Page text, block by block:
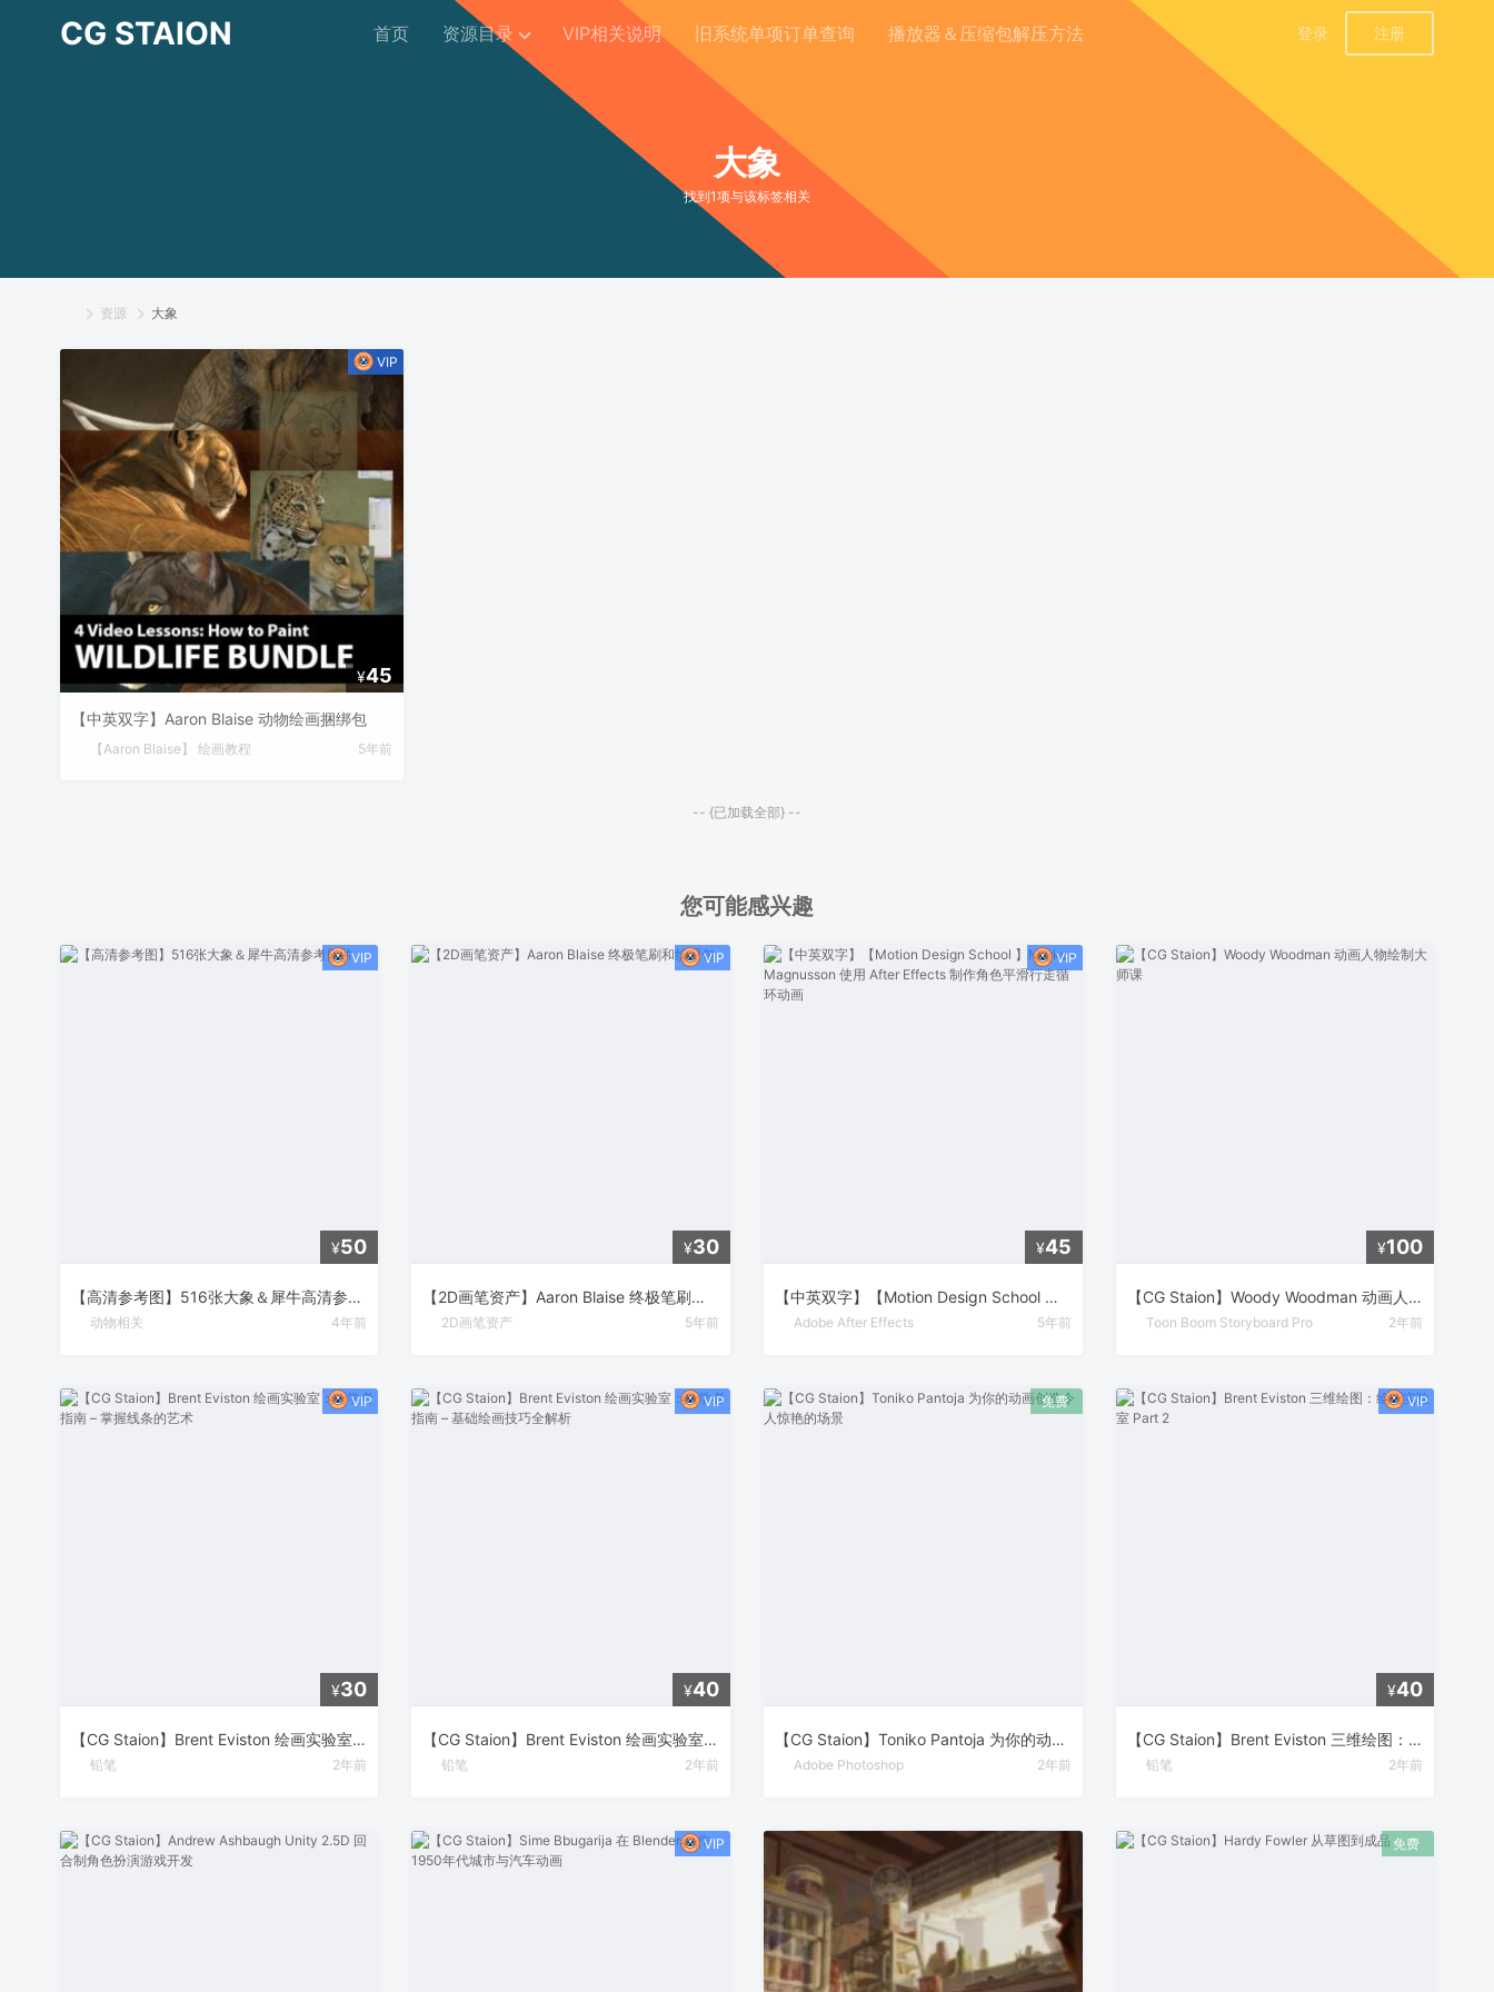
CG STAION 首页 资源目录 VIP相关说明 旧系统单项订单查询 播放器＆压缩包解压方法 登录 注册
大象
找到1项与该标签相关
资源 大象
¥45
【中英双字】Aaron Blaise 动物绘画捆绑包
【Aaron Blaise】 绘画教程 5年前
-- {已加载全部} --
您可能感兴趣
¥50
【高清参考图】516张大象＆犀牛高清参考图片
动物相关 4年前
¥30
【2D画笔资产】Aaron Blaise 终极笔刷和纹理包
2D画笔资产 5年前
¥45
【中英双字】【Motion Design School 】Markus Magnusson 使用 After Effects 制作角色平滑行走循环动画
Adobe After Effects 5年前
¥100
【CG Staion】Woody Woodman 动画人物绘制大师课
Toon Boom Storyboard Pro 2年前
¥30
【CG Staion】Brent Eviston 绘画实验室：初学者指南 – 掌握线条的艺术
铅笔 2年前
¥40
【CG Staion】Brent Eviston 绘画实验室：初学者指南 – 基础绘画技巧全解析
铅笔 2年前
【CG Staion】Toniko Pantoja 为你的动画创造令人惊艳的场景
Adobe Photoshop 2年前
¥40
【CG Staion】Brent Eviston 三维绘图：绘图实验室 Part 2
铅笔 2年前